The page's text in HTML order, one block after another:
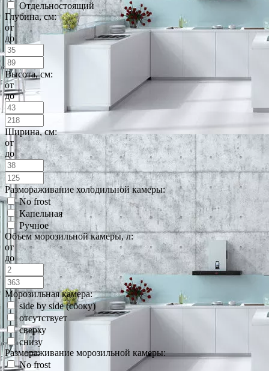
Отдельностоящий
Глубина, см:
от
до
Высота, см:
от
до
Ширина, см:
от
до
Размораживание холодильной камеры:
No frost
Капельная
Ручное
Объем морозильной камеры, л:
от
до
Морозильная камера:
side by side (сбоку)
отсутствует
сверху
снизу
Размораживание морозильной камеры:
No frost